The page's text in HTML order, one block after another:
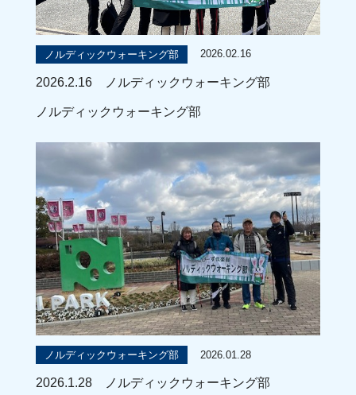
ノルディックウォーキング部 2026.02.16
2026.2.16 ノルディックウォーキング部
ノルディックウォーキング部
ノルディックウォーキング部 2026.01.28
2026.1.28 ノルディックウォーキング部